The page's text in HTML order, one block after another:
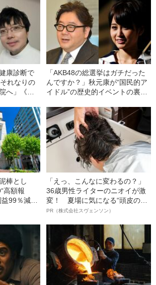
康診断で
れなりの
へ」《私
性アルド
「AKB48の総選挙はガチだった
んですか？」秋元康が“国民的ア
イドル”の歴史的イベントの裏側
棒とし
高額報
益99％減
「えっ、こんなに変わるの？」
36歳男性ライターのニオイが激
変！ 夏場に気になる“頭皮のニ
オイ”や“ベタつき”を解消す
ト”が生み出した徹底ケアとは
PR（株式会社スヴェンソン）